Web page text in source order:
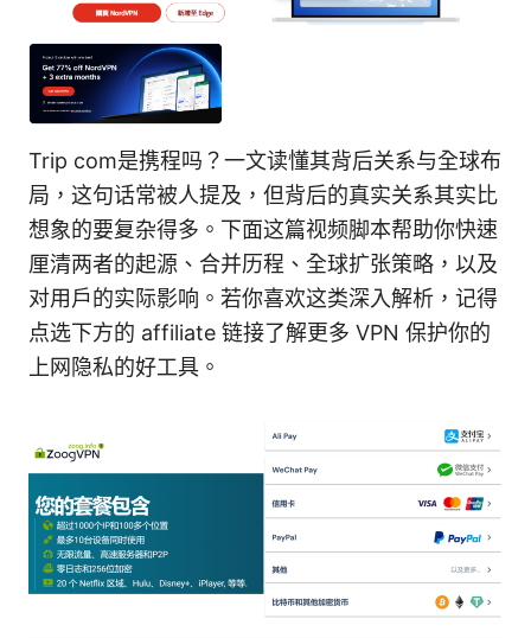
Trip com是携程吗？一文读懂其背后关系与全球布
局，这句话常被人提及，但背后的真实关系其实比
想象的要复杂得多。下面这篇视频脚本帮助你快速
厘清两者的起源、合并历程、全球扩张策略，以及
对用户的实际影响。若你喜欢这类深入解析，记得
点选下方的 affiliate 链接了解更多 VPN 保护你的
上网隐私的好工具。